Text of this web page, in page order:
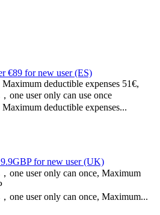
€89 for new user (ES)
deductible expenses 51€,
one user only can use once
deductible expenses...
for new user (UK)
one user only can once, Maximum
one user only can once, Maximum...